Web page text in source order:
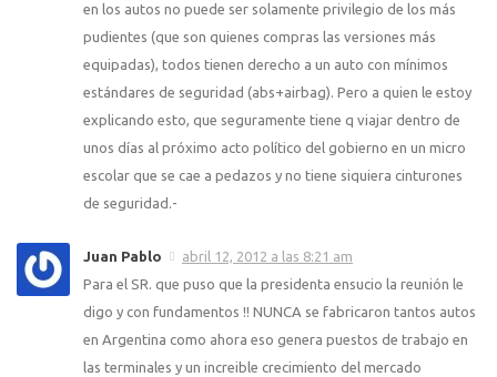
en los autos no puede ser solamente privilegio de los más
pudientes (que son quienes compras las versiones más
equipadas), todos tienen derecho a un auto con mínimos
estándares de seguridad (abs+airbag). Pero a quien le estoy
explicando esto, que seguramente tiene q viajar dentro de
unos días al próximo acto político del gobierno en un micro
escolar que se cae a pedazos y no tiene siquiera cinturones
de seguridad.-
Juan Pablo
abril 12, 2012 a las 8:21 am
Para el SR. que puso que la presidenta ensucio la reunión le
digo y con fundamentos !! NUNCA se fabricaron tantos autos
en Argentina como ahora eso genera puestos de trabajo en
las terminales y un increible crecimiento del mercado